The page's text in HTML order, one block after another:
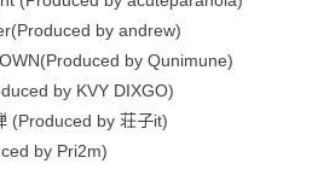
by andrew)
by Qunimune)
by KVY DIXGO)
(Produced by 荘子it)
by Pri2m)